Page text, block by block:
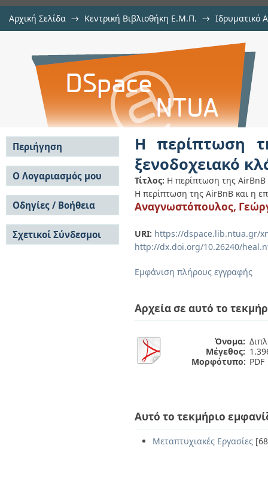
Αρχική Σελίδα → Κεντρική Βιβλιοθήκη Ε.Μ.Π. → Ιδρυματικό
Η περίπτωση της AirBnB και η
στις τιμές των κατοικιών
Η περίπτωση
ξενοδοχειακό
Τίτλος: Η περίπτωση της AirBnB
Η περίπτωση της AirBnB και η
Αναγνωστόπουλος,
URI: https://dspace.lib.ntua.gr/
http://dx.doi.org/10.26240/
Εμφάνιση πλήρους εγγραφής
Αρχεία σε αυτό το
Όνομα:
Μέγεθος:
Μορφότυπο: PDF
Αυτό το τεκμήριο
Μεταπτυχιακές Εργασίες
Περιήγηση
Σε όλο το DSpace
Κοινότητες & Συλλογές
Ανά Ημερομηνία
Έκδοσης
Συγγραφείς
Τίτλοι
Θέματα
Ο Λογαριασμός μου
Σύνδεση
Εγγραφή
Οδηγίες / Βοήθεια
Οδηγίες Υποβολής
Οδηγίες Χρήσης ΙΑ
Συχνές Ερωτήσεις
Σχετικοί Σύνδεσμοι